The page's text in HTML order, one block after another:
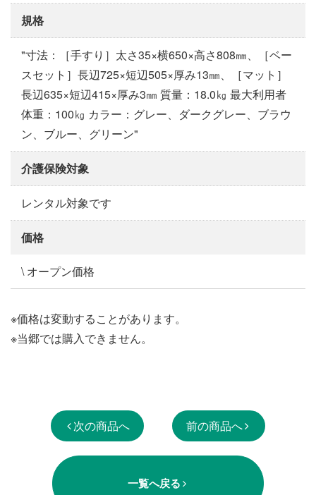
規格
"寸法：［手すり］太さ35×横650×高さ808㎜、［ベー
スセット］長辺725×短辺505×厚み13㎜、［マット］
長辺635×短辺415×厚み3㎜ 質量：18.0㎏ 最大利用者
体重：100㎏ カラー：グレー、ダークグレー、ブラウ
ン、ブルー、グリーン"
介護保険対象
レンタル対象です
価格
\ オープン価格
※価格は変動することがあります。
※当郷では購入できません。
次の商品へ 前の商品へ
一覧へ戻る